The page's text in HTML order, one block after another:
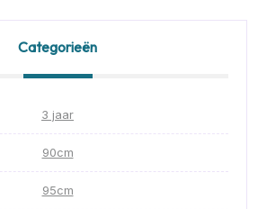
Categorieën
3 jaar
90cm
95cm